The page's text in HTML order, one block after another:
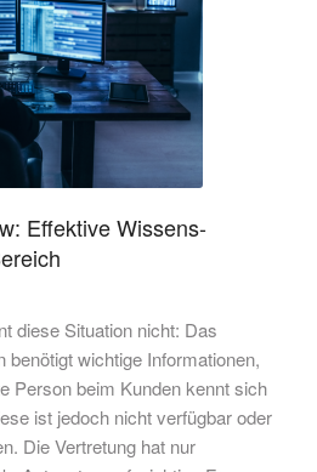
Effektive Wissens-
diese Situation nicht: Das
benötigt wichtige Informationen,
Person beim Kunden kennt sich
ist jedoch nicht verfügbar oder
Die Vertretung hat nur